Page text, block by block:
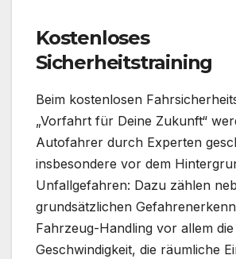
Kostenloses
Sicherheitstraining
Beim kostenlosen
„Vorfahrt für Deine Zukunft“
Autofahrer durch Experten
insbesondere vor dem
Unfallgefahren: Dazu zählen
grundsätzlichen
Fahrzeug-Handling vor allem die
Geschwindigkeit, die räumliche